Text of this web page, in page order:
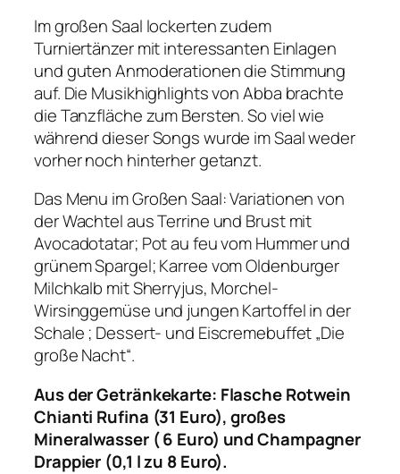
Im großen Saal lockerten zudem
Turniertänzer mit interessanten Einlagen
und guten Anmoderationen die Stimmung
auf. Die Musikhighlights von Abba brachte
die Tanzfläche zum Bersten. So viel wie
während dieser Songs wurde im Saal weder
vorher noch hinterher getanzt.
Das Menu im Großen Saal: Variationen von
der Wachtel aus Terrine und Brust mit
Avocadotatar; Pot au feu vom Hummer und
grünem Spargel; Karree vom Oldenburger
Milchkalb mit Sherryjus, Morchel-
Wirsinggemüse und jungen Kartoffel in der
Schale ; Dessert- und Eiscremebuffet „Die
große Nacht“.
Aus der Getränkekarte: Flasche Rotwein
Chianti Rufina (31 Euro), großes
Mineralwasser ( 6 Euro) und Champagner
Drappier (0,1 l zu 8 Euro).